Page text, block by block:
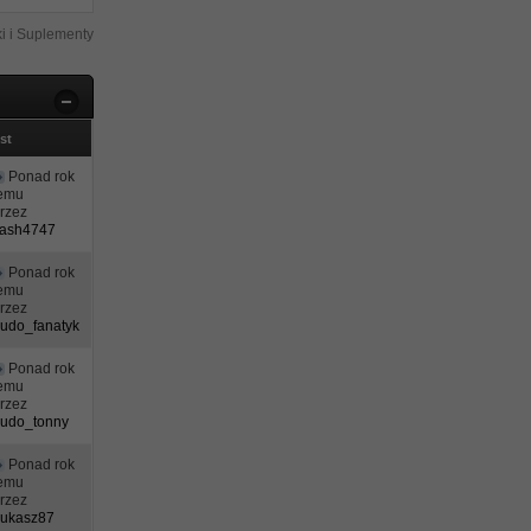
i Suplementy
Ponad rok
Ponad rok
Ponad rok
Ponad rok